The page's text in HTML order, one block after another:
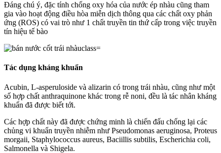
Đáng chú ý, đặc tính chống oxy hóa của nước ép nhàu cũng tham
gia vào hoạt động điều hòa miễn dịch thông qua các chất oxy phản
ứng (ROS) có vai trò như 1 chất truyền tin thứ cấp trong việc truyền
tín hiệu tế bào
Tác dụng kháng khuẩn
Acubin, L-asperuloside và alizarin có trong trái nhàu, cũng như một
số hợp chất anthraquinone khác trong rễ noni, đều là tác nhân kháng
khuẩn đã được biết tới.
Các hợp chất này đã được chứng minh là chiến đấu chống lại các
chủng vi khuẩn truyền nhiễm như Pseudomonas aeruginosa, Proteus
morgaii, Staphylococcus aureus, Baciillis subtilis, Escherichia coli,
Salmonella và Shigela.